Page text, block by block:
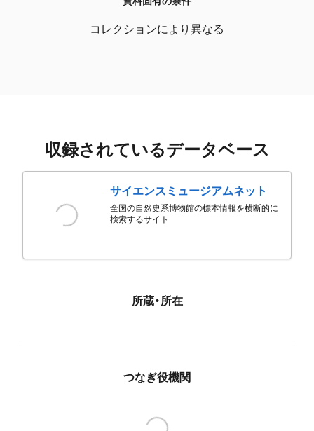
コレクションにより異なる
収録されているデータベース
サイエンスミュージアムネット
全国の自然史系博物館の標本情報を横断的に
検索するサイト
所蔵・所在
つなぎ役機関